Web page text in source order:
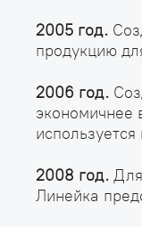
2005 год.
продукцию
2006 год.
экономичнее
2008 год.
Линейка